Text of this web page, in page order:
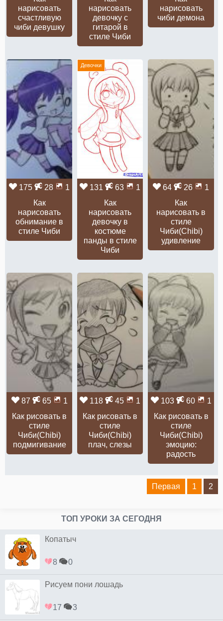
нарисовать
счастливую
чиби девушку
нарисовать
девочку с
гитарой в
стиле Чиби
нарисовать
чиби демона
175 28
1
Как
нарисовать
обнимание в
стиле Чиби
Девочки
131 63
1
Как
нарисовать
девочку в
костюме
панды в стиле
Чиби
64 26
1
Как
нарисовать в
стиле
Чиби(Chibi)
удивление
87 65
1
Как рисовать в
стиле
Чиби(Chibi)
подмигивание
118 45
1
Как рисовать в
стиле
Чиби(Chibi)
плач, слезы
103 60
1
Как рисовать в
стиле
Чиби(Chibi)
эмоцию:
радость
Первая 1 2
ТОП УРОКИ ЗА СЕГОДНЯ
Копатыч
8 0
Рисуем пони лошадь
17 3